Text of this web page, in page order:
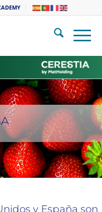
y España son